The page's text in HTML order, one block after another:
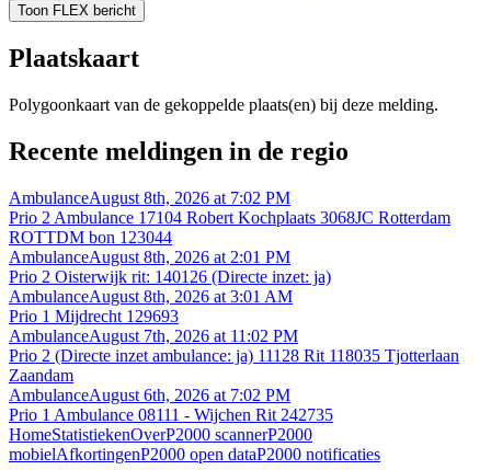
Toon FLEX bericht
Plaatskaart
Polygoonkaart van de gekoppelde plaats(en) bij deze melding.
Recente meldingen in de regio
AmbulanceAugust 8th, 2026 at 7:02 PM
Prio 2 Ambulance 17104 Robert Kochplaats 3068JC Rotterdam
ROTTDM bon 123044
AmbulanceAugust 8th, 2026 at 2:01 PM
Prio 2 Oisterwijk rit: 140126 (Directe inzet: ja)
AmbulanceAugust 8th, 2026 at 3:01 AM
Prio 1 Mijdrecht 129693
AmbulanceAugust 7th, 2026 at 11:02 PM
Prio 2 (Directe inzet ambulance: ja) 11128 Rit 118035 Tjotterlaan
Zaandam
AmbulanceAugust 6th, 2026 at 7:02 PM
Prio 1 Ambulance 08111 - Wijchen Rit 242735
HomeStatistiekenOverP2000 scannerP2000
mobielAfkortingenP2000 open dataP2000 notificaties